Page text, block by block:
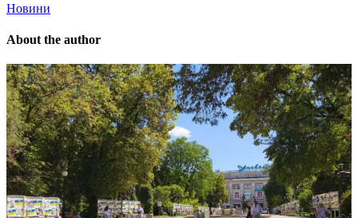
Новини
About the author